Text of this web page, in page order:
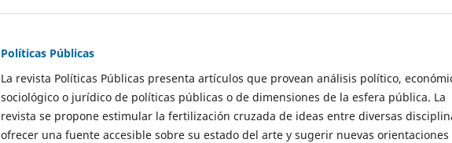
Políticas Públicas
La revista Políticas Públicas presenta artículos que provean análisis político,
sociológico o jurídico de políticas públicas o de dimensiones de la esfera pública. La
revista se propone estimular la fertilización cruzada de ideas entre diversas
ofrecer una fuente accesible sobre su estado del arte y sugerir nuevas orientaciones